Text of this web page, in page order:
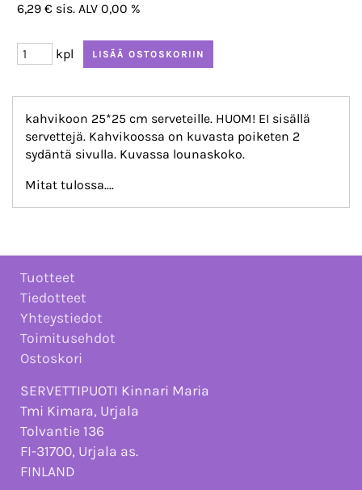
6,29 € sis. ALV 0,00 %
kpl
kahvikoon 25*25 cm serveteille. HUOM! EI sisällä
servettejä. Kahvikoossa on kuvasta poiketen 2
sydäntä sivulla. Kuvassa lounaskoko.
Mitat tulossa....
Tuotteet
Tiedotteet
Yhteystiedot
Toimitusehdot
Ostoskori
SERVETTIPUOTI Kinnari Maria
Tmi Kimara, Urjala
Tolvantie 136
FI-31700, Urjala as.
FINLAND